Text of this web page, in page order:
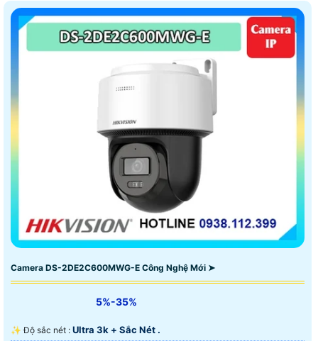
Camera DS-2DE2C600MWG-E Công Nghệ Mới ➤
5%-35%
✨ Độ sắc nét : Ultra 3k + Sắc Nét .